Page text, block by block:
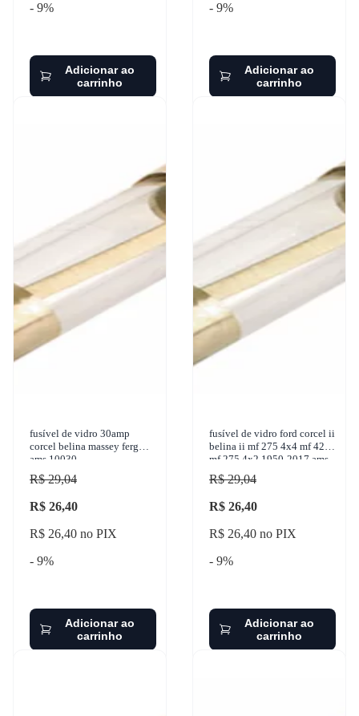
- 9%
Adicionar ao
carrinho
- 9%
Adicionar ao
carrinho
fusível de vidro 30amp
corcel belina massey ferg
ams 10030
R$ 29,04
R$ 26,40
R$ 26,40 no PIX
- 9%
Adicionar ao
carrinho
fusível de vidro ford corcel ii
belina ii mf 275 4x4 mf 4275
mf 275 4x2 1950-2017 ams -
10010
R$ 29,04
R$ 26,40
R$ 26,40 no PIX
- 9%
Adicionar ao
carrinho